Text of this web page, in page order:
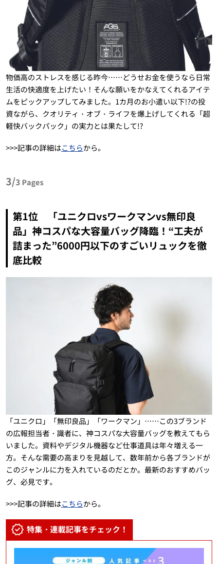
物価高のストレスを感じる昨今……どうせお金を使うなら日常
生活の快適度を上げたい！そんな願いをかなえてくれるアイテ
ムをピックアップしてみました。1カ月のお小遣い以下!?の投
資ながら、クオリティ・オブ・ライフを爆上げしてくれる「超
軽快バックパック」の実力とは果たして!?
>>>記事の詳細はこちらから。
3/3 Pages
第1位 「ユニクロvsワークマンvs無印良
品」神コスパな大容量バッグ降臨！“工夫が
詰まった”6000円以下のすごいリュックを徹
底比較
「ユニクロ」「無印良品」「ワークマン」……この3ブランド
の広報担当者・識者に、神コスパな大容量バッグを教えてもら
いました。資料やデジタル機器など仕事道具は年々増える一
方。そんな需要の高まりを見越して、数年前から各ブランドが
このジャンルに力を入れているのだとか。最新のおすすめバッ
グ、必見です。
>>>記事の詳細はこちらから。
特集・連載記事をチェック！